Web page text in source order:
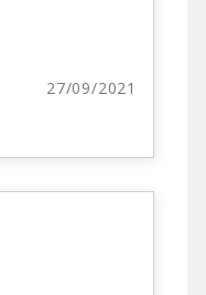
27/09/2021